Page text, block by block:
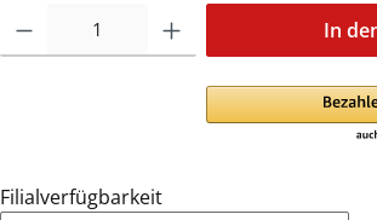
In
Filialverfügbarkeit